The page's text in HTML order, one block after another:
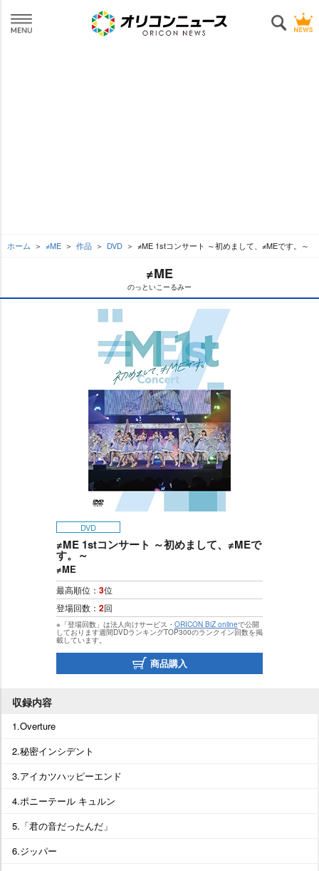
ホーム ≠ME 作品 DVD ≠ME 1stコンサート ～初めまして、≠MEです。～
≠ME
のっといこーるみー
DVD
≠ME 1stコンサート ～初めまして、≠MEで
す。～
≠ME
最高順位： 3位
登場回数： 2回
※「登場回数」は法人向けサービス・ ORICON BiZ onlineで公開
しております週間DVDランキングTOP300のランクイン回数を掲
載しています。
商品購入
収録内容
1.Overture
2.秘密インシデント
3.アイカツハッピーエンド
4.ポニーテール キュルン
5.「君の音だったんだ」
6.ジッパー